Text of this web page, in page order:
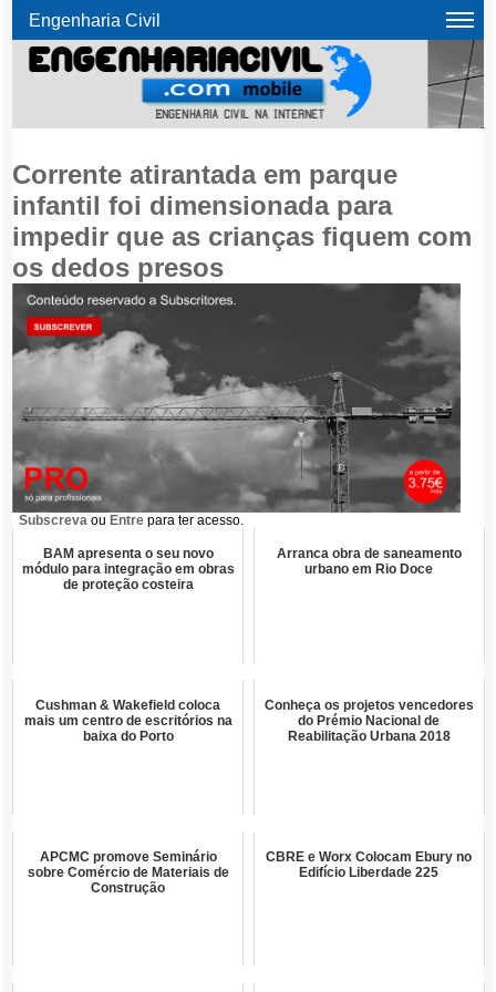
Engenharia Civil
Corrente atirantada em parque
infantil foi dimensionada para
impedir que as crianças fiquem com
os dedos presos
Subscreva ou Entre para ter acesso.
BAM apresenta o seu novo
módulo para integração em obras
de proteção costeira
Arranca obra de saneamento
urbano em Rio Doce
Cushman & Wakefield coloca
mais um centro de escritórios na
baixa do Porto
Conheça os projetos vencedores
do Prémio Nacional de
Reabilitação Urbana 2018
APCMC promove Seminário
sobre Comércio de Materiais de
Construção
CBRE e Worx Colocam Ebury no
Edifício Liberdade 225